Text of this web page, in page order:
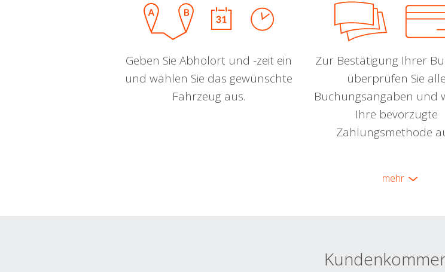
Geben Sie Abholort und -zeit ein
und wählen Sie das gewünschte
Fahrzeug aus.
Zur Bestätigung Ihrer
überprüfen Sie alle
Buchungsangaben und
Ihre bevorzugte
Zahlungsmethode
mehr